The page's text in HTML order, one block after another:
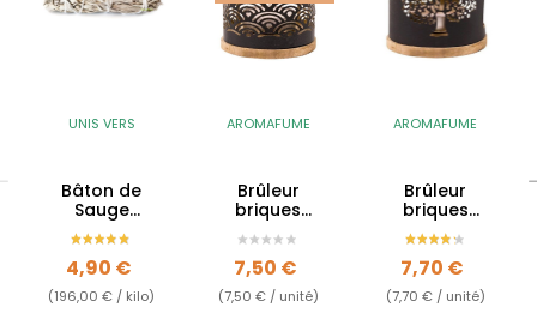
UNIS VERS
Bâton de
Sauge
blanche de
Californie
Prix
4,90 €
(196,00 € / kilo)
AROMAFUME
Brûleur
briques
encens -
vague
japonaise
Prix
7,50 €
(7,50 € / unité)
AROMAFUME
Brûleur
briques
encens -
Arbre de Vie
Prix
7,70 €
(7,70 € / unité)